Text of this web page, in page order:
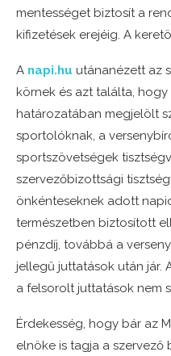
mentességet biztosít a
kifizetések erejéig. A
A napi.hu utánanézett az
körnek és azt találta,
határozatában megjelölt
sportolóknak, a
sportszövetségek
szervezőbizottsági
önkénteseknek adott
természetben biztosított
pénzdíj, továbbá a
jellegű juttatások után jár.
a felsorolt juttatások nem
Érdekesség, hogy bár az
elnöke is tagja a szervező